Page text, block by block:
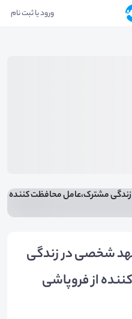
ورود یا ثبت نام
شخصی در زندگی
از فروپاشی